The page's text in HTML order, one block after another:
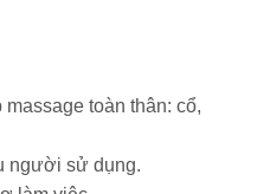
toàn thân: cổ,
người sử dụng.